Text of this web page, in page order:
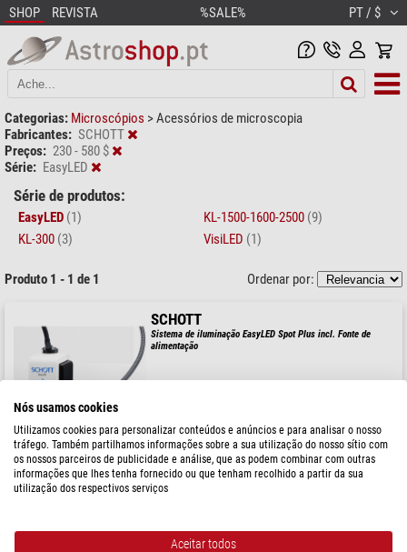
SHOP REVISTA %SALE% PT / $
Categorias: Microscópios >Acessórios de microscopia
Fabricantes: SCHOTT
Preços: 230 - 580 $
Série: EasyLED
Série de produtos:
EasyLED (1) KL-1500-1600-2500 (9)
KL-300 (3) VisiLED (1)
Produto 1 - 1 de 1 Ordenar por:
SCHOTT
Sistema de iluminação EasyLED Spot Plus incl. Fonte de
alimentação
pronto para envio em24 hrs
Nós usamos cookies
Utilizamos cookies para personalizar conteúdos e anúncios e para analisar o nosso
tráfego. Também partilhamos informações sobre a sua utilização do nosso sítio com
os nossos parceiros de publicidade e análise, que as podem combinar com outras
informações que lhes tenha fornecido ou que tenham recolhido a partir da sua
utilização dos respectivos serviços
Aceitar todos